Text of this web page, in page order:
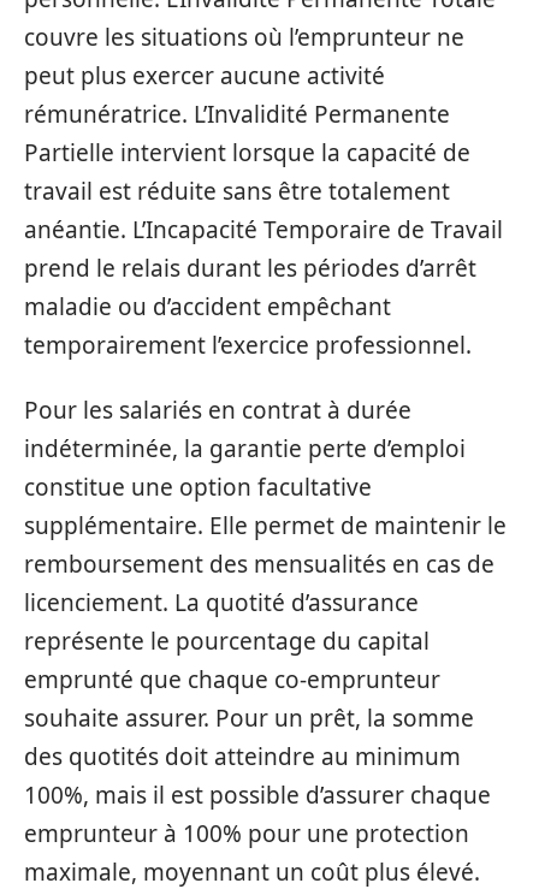
couvre les situations où l’emprunteur ne
peut plus exercer aucune activité
rémunératrice. L’Invalidité Permanente
Partielle intervient lorsque la capacité de
travail est réduite sans être totalement
anéantie. L’Incapacité Temporaire de Travail
prend le relais durant les périodes d’arrêt
maladie ou d’accident empêchant
temporairement l’exercice professionnel.
Pour les salariés en contrat à durée
indéterminée, la garantie perte d’emploi
constitue une option facultative
supplémentaire. Elle permet de maintenir le
remboursement des mensualités en cas de
licenciement. La quotité d’assurance
représente le pourcentage du capital
emprunté que chaque co-emprunteur
souhaite assurer. Pour un prêt, la somme
des quotités doit atteindre au minimum
100%, mais il est possible d’assurer chaque
emprunteur à 100% pour une protection
maximale, moyennant un coût plus élevé.